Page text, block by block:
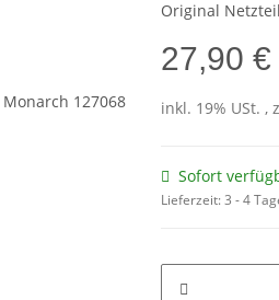
Original
27,90 €
inkl. 19% USt. ,
Sofort
Lieferzeit:3 - 4